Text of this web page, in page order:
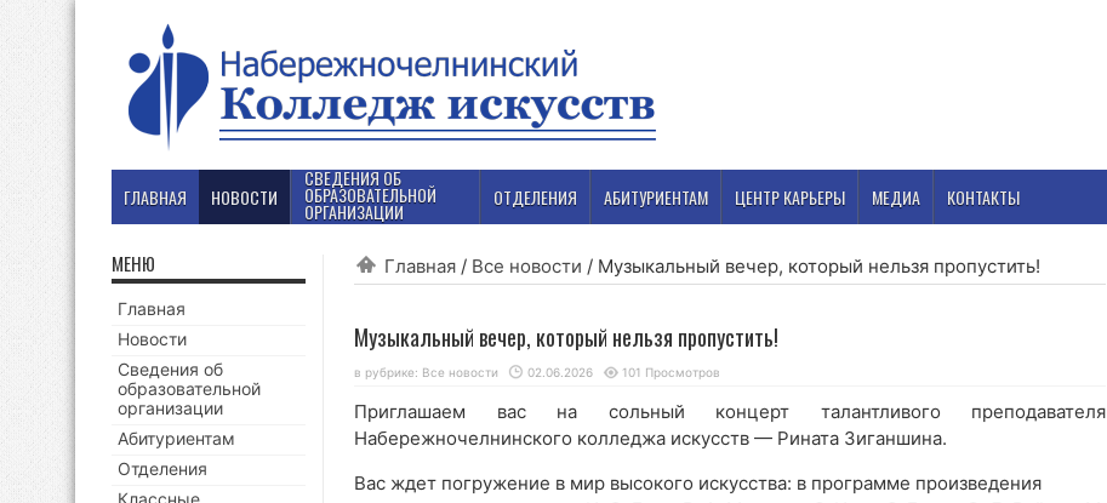
ГЛАВНАЯ НОВОСТИ
СВЕДЕНИЯ ОБ
ОБРАЗОВАТЕЛЬНОЙ
ОРГАНИЗАЦИИ
ОТДЕЛЕНИЯ АБИТУРИЕНТАМ ЦЕНТР КАРЬЕРЫ МЕДИА КОНТАКТЫ
Главная / Все новости / Музыкальный вечер, который нельзя пропустить!
Музыкальный вечер, который нельзя пропустить!
в рубрике: Все новости 02.06.2026 101 Просмотров
Приглашаем вас на сольный концерт талантливого преподавателя
Набережночелнинского колледжа искусств — Рината Зиганшина.
Вас ждет погружение в мир высокого искусства: в программе произведения
МЕНЮ
Главная
Новости
Сведения об
образовательной
организации
Абитуриентам
Отделения
Классные